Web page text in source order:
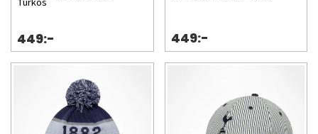
449:- 449:-